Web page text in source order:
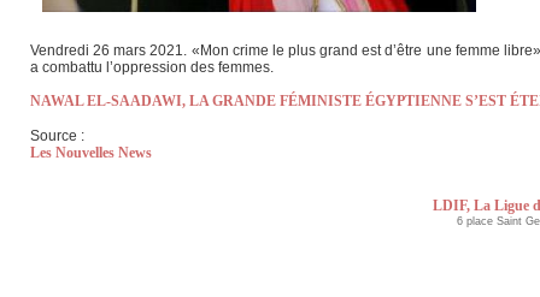
Vendredi 26 mars 2021. «Mon crime le plus grand est d’être une femme
a combattu l’oppression des femmes.
NAWAL EL-SAADAWI, LA GRANDE FÉMINISTE ÉGYPTIENNE S’EST
Source :
Les Nouvelles News
LDIF, La Ligue
6 place Saint